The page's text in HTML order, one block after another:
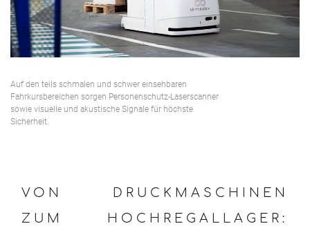
VON DRUCKMASCHINEN
ZUM HOCHREGALLAGER:
Auf den teils schmalen und schwer einsehbaren
Fahrkursbereichen sorgen Personenschutz-Laserscanner
sowie visuelle und akustische Signale für höchste
Sicherheit.